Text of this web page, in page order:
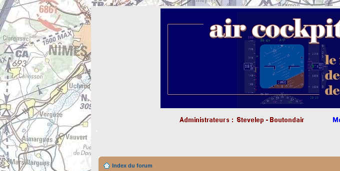
Index du forum